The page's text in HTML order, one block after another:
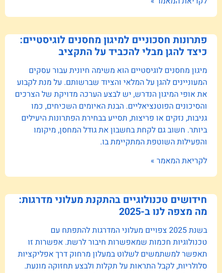
פתרונות חסכוניים למיגון מחסנים לוגיסטיים:
כיצד להגן מבלי להכביד על התקציב
מיגון מחסנים לוגיסטיים הוא משימה חיונית עבור עסקים
המעוניינים להגן על המלאי והציוד שברשותם. על מנת לקבוע
את אופי המיגון הנדרש, יש לבצע הערכה מדויקת של הצרכים
והסיכונים הפוטנציאליים. הבנת האיומים השכיחים, כמו
גניבות, נזקים או פריצות, תסייע בבחירת הפתרונות היעילים
ביותר. חשוב גם לקחת בחשבון את גודל המחסן, מיקומו
והפעילות השוטפת המתקיימת בו.
לקריאת המאמר »
חידושים טכנולוגיים בהתקנת מעלוני מדרגות:
מה מצפה לנו ב-2025
בשנת 2025 צפויים מעלוני המדרגות להתפתח עם
טכנולוגיות חכמות שמאפשרות חיבור לרשת. אפשרות זו
תאפשר למשתמשים לשלוט במעלון מרחוק דרך אפליקציות
סלולריות, לקבל התראות על תקלות ולבצע תחזוקה מונעת.